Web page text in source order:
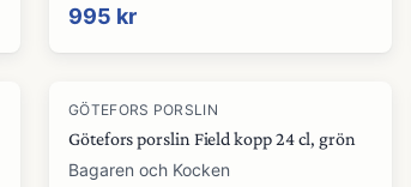
995 kr
GÖTEFORS PORSLIN
Götefors porslin Field kopp 24 cl, grön
Bagaren och Kocken